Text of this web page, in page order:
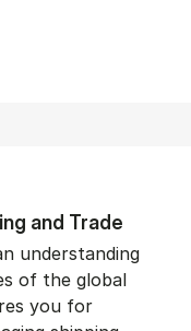
Ad­min­is­tra­tion and
and Trade
understanding
of the global
you for